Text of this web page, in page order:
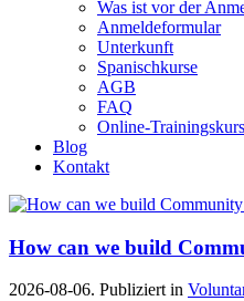
Was ist vor der
Anmeldeformular
Unterkunft
Spanischkurse
AGB
FAQ
Online-Trainingskurs
Blog
Kontakt
How can we build
2026-08-06. Publiziert in